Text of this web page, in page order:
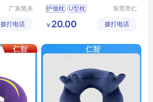
广东简夫
限公司
拨打电话
护颈枕 U型枕
办公室休闲靠枕
东莞市仁
技有限公
￥ 20.00 拨打电话